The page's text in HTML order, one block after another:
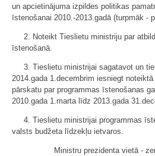
un apcietinājuma izpildes politikas
īstenošanai 2010.-2013.gadā (turpmāk -
2. Noteikt Tieslietu ministriju par
īstenošanā.
3. Tieslietu ministrijai sagatavot un
2014.gada 1.decembrim iesniegt
pārskatu par programmas īstenošanas
2010.gada 1.marta līdz 2013.gada
4. Tieslietu ministrijai programmas
valsts budžeta līdzekļu ietvaros.
Ministru prezidenta vietā -